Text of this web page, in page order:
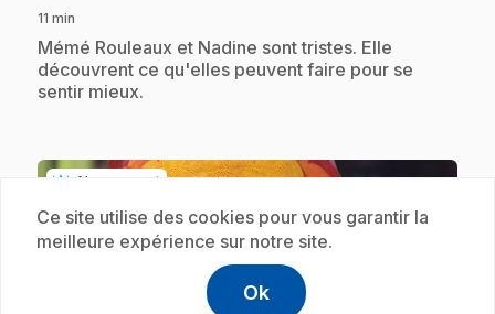
11 min
.Mémé Rouleaux et Nadine sont tristes. Elle
découvrent ce qu'elles peuvent faire pour se
sentir mieux.
Abonnement
Ce site utilise des cookies pour vous garantir la
meilleure expérience sur notre site.
Ok